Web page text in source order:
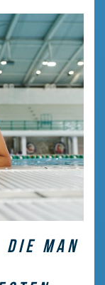
DIE MAN